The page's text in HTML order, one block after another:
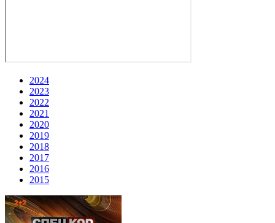
2024
2023
2022
2021
2020
2019
2018
2017
2016
2015